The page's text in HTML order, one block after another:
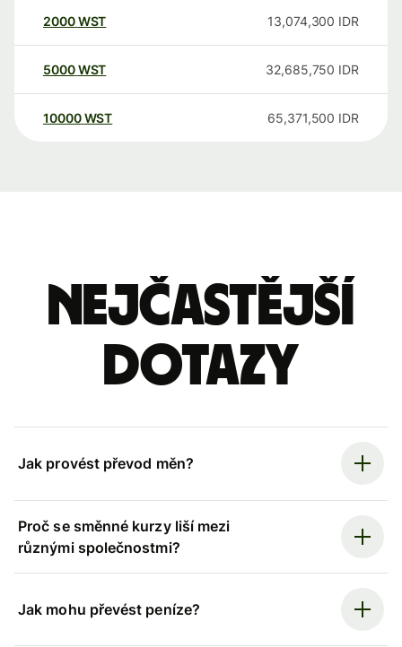
2000WST 13,074,300 IDR
5000WST 32,685,750 IDR
10000 WST 65,371,500 IDR
Nejčastější
dotazy
Jak provést převod měn?
Proč se směnné kurzy liší mezi
různými společnostmi?
Jak mohu převést peníze?